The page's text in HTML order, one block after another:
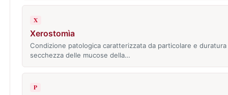
X
Xerostomìa
Condizione patologica caratterizzata da particolare e duratura
secchezza delle mucose della…
P